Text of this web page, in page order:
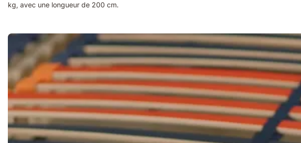
kg, avec une longueur de 200 cm.